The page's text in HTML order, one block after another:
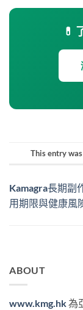
💊
This entry
Kamagra長期副
用期限與健康風
ABOUT
www.kmg.hk為